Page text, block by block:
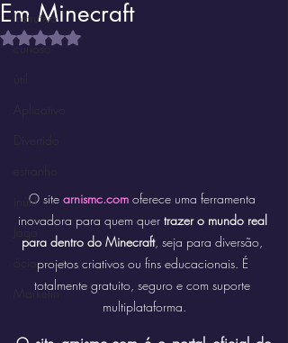
Instrutivo
curioso
inútil
Marketin'
Em Minecraft
Avaliado com NaN de 5 estrelas.
O site arnismc.com oferece uma ferramenta
inovadora para quem quer trazer o mundo real
para dentro do Minecraft, seja para diversão,
projetos criativos ou fins educacionais. É
totalmente gratuito, seguro e com suporte
multiplataforma.